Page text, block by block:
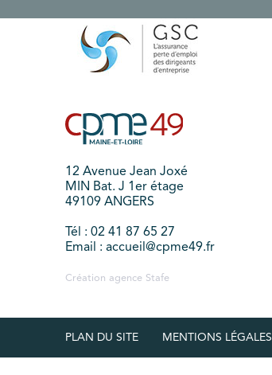
12 Avenue Jean Joxé
MIN Bat. J 1er étage
49109 ANGERS
Tél : 02 41 87 65 27
Email : accueil@cpme49.fr
Création agence Stafe
PLAN DU SITE MENTIONS LÉGALES